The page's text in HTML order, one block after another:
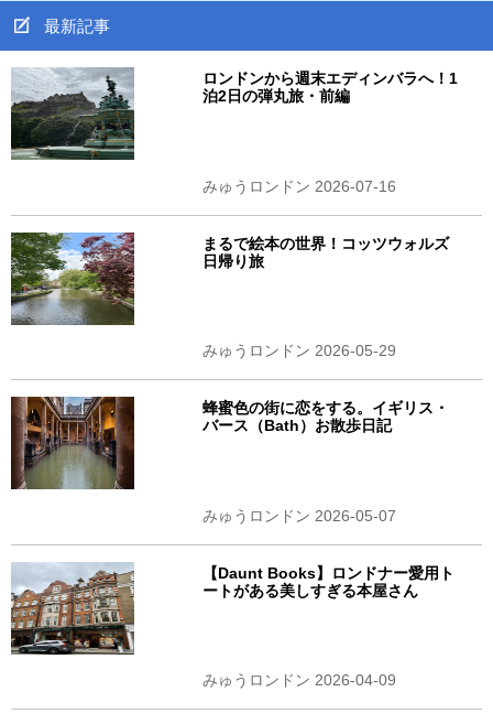
最新記事
ロンドンから週末エディンバラへ！1
泊2日の弾丸旅・前編
みゅうロンドン 2026-07-16
まるで絵本の世界！コッツウォルズ
日帰り旅
みゅうロンドン 2026-05-29
蜂蜜色の街に恋をする。イギリス・
バース（Bath）お散歩日記
みゅうロンドン 2026-05-07
【Daunt Books】ロンドナー愛用ト
ートがある美しすぎる本屋さん
みゅうロンドン 2026-04-09